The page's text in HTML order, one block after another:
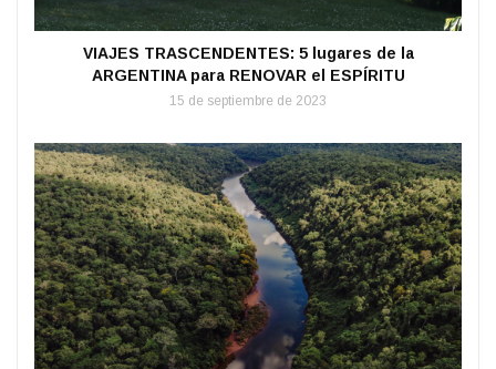
VIAJES TRASCENDENTES: 5 lugares de la
ARGENTINA para RENOVAR el ESPÍRITU
15 de septiembre de 2023